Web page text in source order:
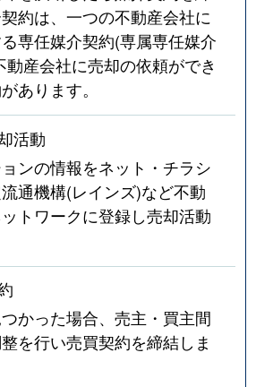
約は、一つの不動産会社に
専任媒介契約(専属専任媒介
産会社に売却の依頼ができ
あります。
活動
ンの情報をネット・チラシ
通機構(レインズ)など不動
トワークに登録し売却活動
かった場合、売主・買主間
を行い売買契約を締結しま